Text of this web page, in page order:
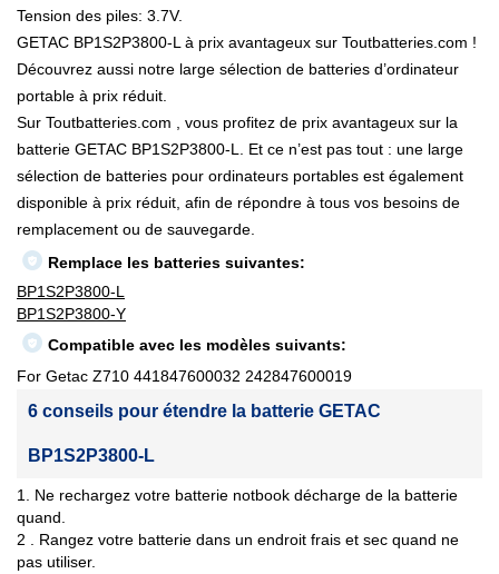
Tension des piles: 3.7V.
GETAC BP1S2P3800-L à prix avantageux sur Toutbatteries.com !
Découvrez aussi notre large sélection de batteries d’ordinateur
portable à prix réduit.
Sur Toutbatteries.com , vous profitez de prix avantageux sur la
batterie GETAC BP1S2P3800-L. Et ce n’est pas tout : une large
sélection de batteries pour ordinateurs portables est également
disponible à prix réduit, afin de répondre à tous vos besoins de
remplacement ou de sauvegarde.
Remplace les batteries suivantes:
BP1S2P3800-L
BP1S2P3800-Y
Compatible avec les modèles suivants:
For Getac Z710 441847600032 242847600019
6 conseils pour étendre la batterie GETAC
BP1S2P3800-L
1. Ne rechargez votre batterie notbook décharge de la batterie
quand.
2 . Rangez votre batterie dans un endroit frais et sec quand ne
pas utiliser.